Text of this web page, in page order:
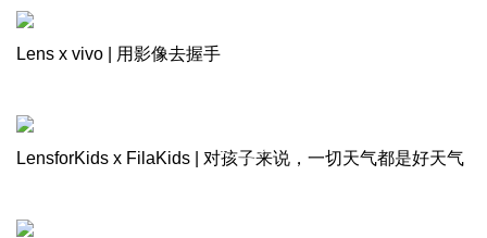
Lens x vivo | 用影像去握手
LensforKids x FilaKids | 对孩子来说，一切天气都是好天气